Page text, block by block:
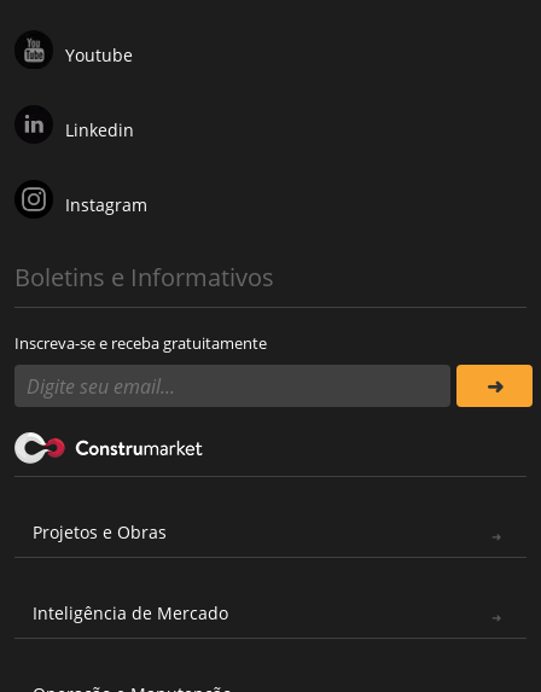
Youtube
Linkedin
Instagram
Boletins e Informativos
Inscreva-se e receba gratuitamente
Projetos e Obras
Inteligência de Mercado